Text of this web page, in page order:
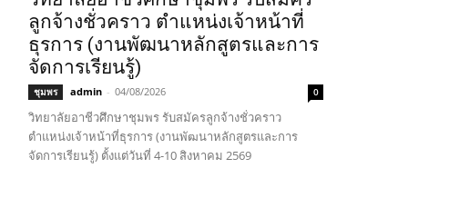
ลูกจ้างชั่วคราว ตำแหน่งเจ้าหน้าที่
ธุรการ (งานพัฒนาหลักสูตรและการ
จัดการเรียนรู้)
ชุมพร admin - 04/08/2026 0
วิทยาลัยอาชีวศึกษาชุมพร รับสมัครลูกจ้างชั่วคราว
ตำแหน่งเจ้าหน้าที่ธุรการ (งานพัฒนาหลักสูตรและการ
จัดการเรียนรู้) ตั้งแต่วันที่ 4-10 สิงหาคม 2569